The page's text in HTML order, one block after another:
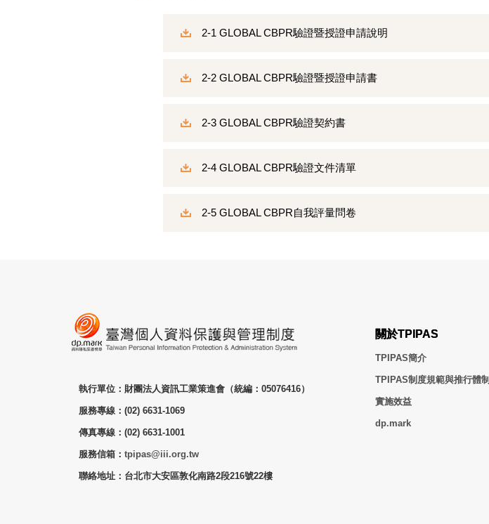
2-1 GLOBAL CBPR驗證暨授證申請說明
2-2 GLOBAL CBPR驗證暨授證申請書
2-3 GLOBAL CBPR驗證契約書
2-4 GLOBAL CBPR驗證文件清單
2-5 GLOBAL CBPR自我評量問卷
執行單位：財團法人資訊工業策進會（統編：05076416）
服務專線：(02) 6631-1069
傳真專線：(02) 6631-1001
服務信箱： tpipas@iii.org.tw
聯絡地址：台北市大安區敦化南路2段216號22樓
關於TPIPAS
TPIPAS簡介
TPIPAS制度規範與推行體制
實施效益
dp.mark